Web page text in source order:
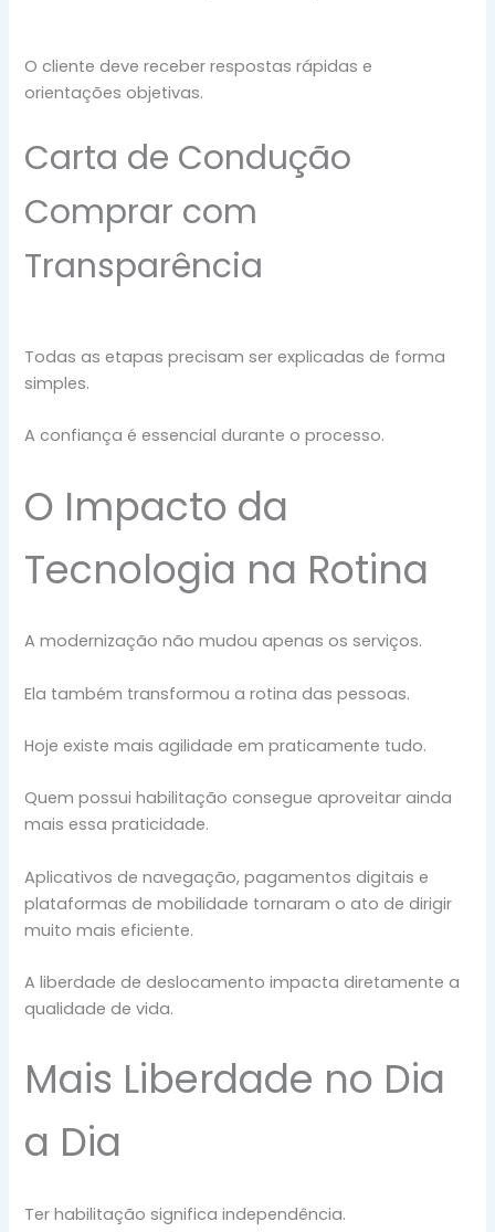
O cliente deve receber respostas rápidas e
orientações objetivas.
Carta de Condução
Comprar com
Transparência
Todas as etapas precisam ser explicadas de forma
simples.
A confiança é essencial durante o processo.
O Impacto da
Tecnologia na Rotina
A modernização não mudou apenas os serviços.
Ela também transformou a rotina das pessoas.
Hoje existe mais agilidade em praticamente tudo.
Quem possui habilitação consegue aproveitar ainda
mais essa praticidade.
Aplicativos de navegação, pagamentos digitais e
plataformas de mobilidade tornaram o ato de dirigir
muito mais eficiente.
A liberdade de deslocamento impacta diretamente a
qualidade de vida.
Mais Liberdade no Dia
a Dia
Ter habilitação significa independência.